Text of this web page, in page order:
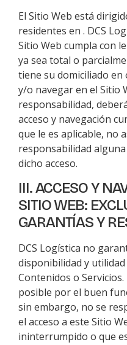
El Sitio Web está
residentes en . DCS
Sitio Web cumpla con
ya sea total o
tiene su domiciliado en
y/o navegar en el Sitio
responsabilidad,
acceso y navegación
que le es aplicable, no
responsabilidad
dicho acceso.
III. ACCESO Y
SITIO WEB:
GARANTÍAS Y
DCS Logística no
disponibilidad y
Contenidos o Servicios.
posible por el buen
sin embargo, no se
el acceso a este Sitio
ininterrumpido o que